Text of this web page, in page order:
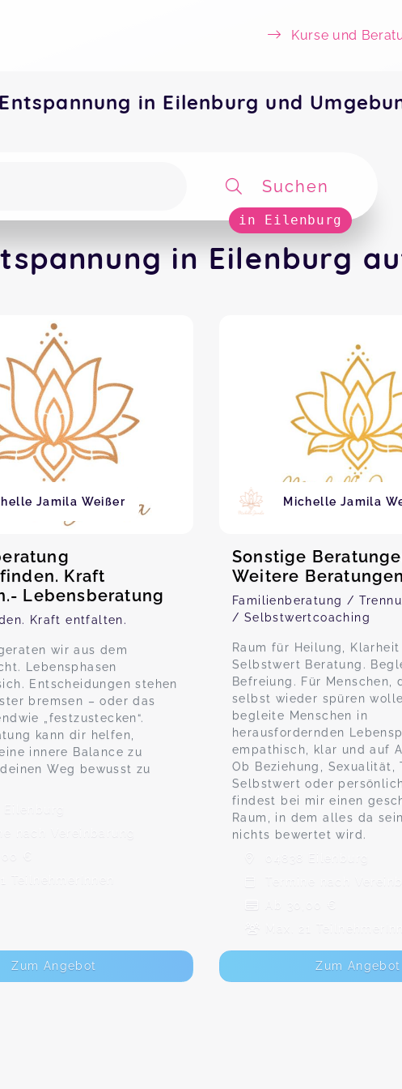
Kurse und
in Eilenburg und
Suchen
in Eilenburg
in Eilenburg
Jamila Weißer
Kraft
Lebensberatung
Kraft entfalten.
wir aus dem
Lebensphasen
Entscheidungen stehen
bremsen – oder das
„festzustecken“.
kann dir helfen,
innere Balance zu
Weg bewusst zu
Eilenburg
nach Vereinbarung
€
TeilnehmerInnen
Zum Angebot
Michelle Jamila
Sonstige
Weitere Beratungen
Familienberatung /
/ Selbstwertcoaching
Raum für Heilung, Klarheit
Selbstwert Beratung.
Befreiung. Für Menschen,
selbst wieder spüren
begleite Menschen in
herausfordernden
empathisch, klar und auf
Ob Beziehung, Sexualität,
Selbstwert oder
findest bei mir einen
Raum, in dem alles da
nichts bewertet wird.
04838 Eilenburg
Termine nach
Ab 30,00 €
Max. 21
Zum Angebot